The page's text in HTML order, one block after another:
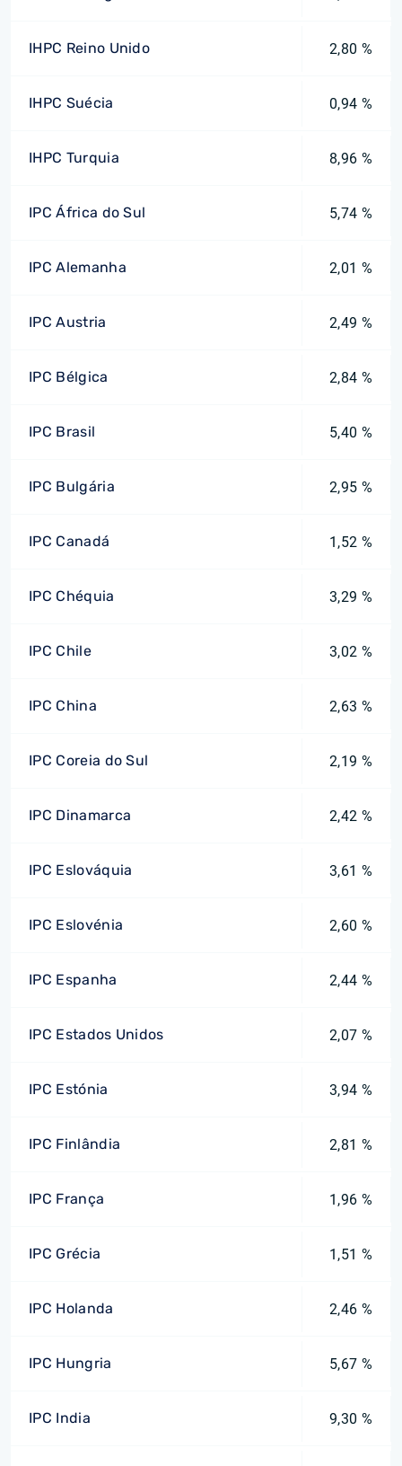
IHPC Reino Unido 2,80 %
IHPC Suécia 0,94 %
IHPC Turquia 8,96 %
IPC África do Sul 5,74 %
IPC Alemanha 2,01 %
IPC Austria 2,49 %
IPC Bélgica 2,84 %
IPC Brasil 5,40 %
IPC Bulgária 2,95 %
IPC Canadá 1,52 %
IPC Chéquia 3,29 %
IPC Chile 3,02 %
IPC China 2,63 %
IPC Coreia do Sul 2,19 %
IPC Dinamarca 2,42 %
IPC Eslováquia 3,61 %
IPC Eslovénia 2,60 %
IPC Espanha 2,44 %
IPC Estados Unidos 2,07 %
IPC Estónia 3,94 %
IPC Finlândia 2,81 %
IPC França 1,96 %
IPC Grécia 1,51 %
IPC Holanda 2,46 %
IPC Hungria 5,67 %
IPC India 9,30 %